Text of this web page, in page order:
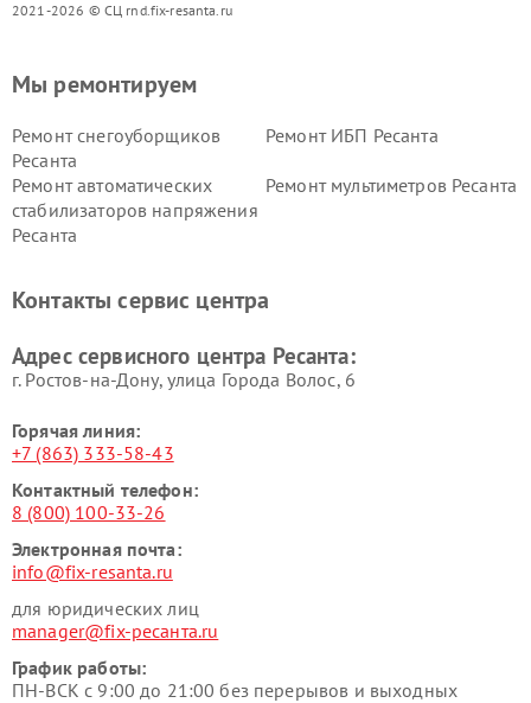
2021-2026 © СЦ rnd.fix-resanta.ru
Мы ремонтируем
Ремонт снегоуборщиков
Ресанта
Ремонт ИБП Ресанта
Ремонт автоматических
стабилизаторов напряжения
Ресанта
Ремонт мультиметров Ресанта
Контакты сервис центра
Адрес сервисного центра Ресанта:
г. Ростов-на-Дону, улица Города Волос, 6
Горячая линия:
+7 (863) 333-58-43
Контактный телефон:
8 (800) 100-33-26
Электронная почта:
info@fix-resanta.ru
для юридических лиц
manager@fix-ресанта.ru
График работы:
ПН-ВСК с 9:00 до 21:00 без перерывов и выходных